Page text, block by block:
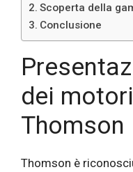
Scoperta della
Conclusione
dei
Thomson
Thomson è